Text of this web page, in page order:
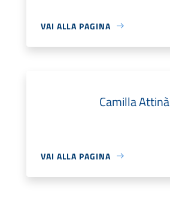
VAI ALLA PAGINA
Camilla Attinà
VAI ALLA PAGINA